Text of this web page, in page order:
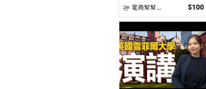
電商幫幫忙(電商平台代營運/電商上架/運營策略/網路行銷) $100